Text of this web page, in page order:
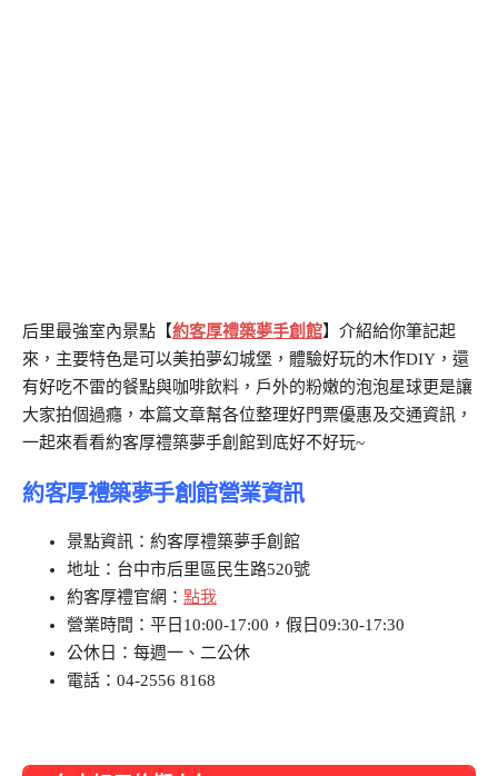
后里最強室內景點【約客厚禮築夢手創館】介紹給你筆記起
來，主要特色是可以美拍夢幻城堡，體驗好玩的木作DIY，還
有好吃不雷的餐點與咖啡飲料，戶外的粉嫩的泡泡星球更是讓
大家拍個過癮，本篇文章幫各位整理好門票優惠及交通資訊，
一起來看看約客厚禮築夢手創館到底好不好玩~
約客厚禮築夢手創館營業資訊
景點資訊：約客厚禮築夢手創館
地址：台中市后里區民生路520號
約客厚禮官網： 點我
營業時間：平日10:00-17:00，假日09:30-17:30
公休日：每週一、二公休
電話：04-2556 8168